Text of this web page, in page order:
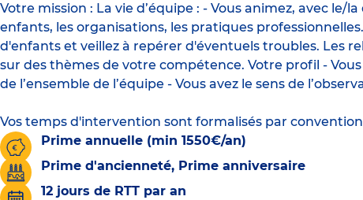
Votre mission : La vie d’équipe : - Vous animez, avec
enfants, les organisations, les pratiques
d'enfants et veillez à repérer d'éventuels troubles. Les
sur des thèmes de votre compétence. Votre profil -
de l’ensemble de l’équipe - Vous avez le sens de
Vos temps d'intervention sont formalisés par
Prime annuelle (min 1550€/an)
Prime d'ancienneté, Prime anniversaire
12 jours de RTT par an